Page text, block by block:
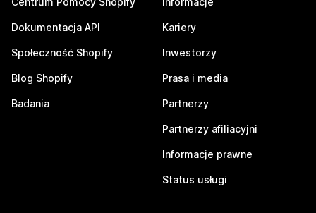
Dokumentacja API
Społeczność Shopify
Blog Shopify
Badania
Kariery
Inwestorzy
Prasa i media
Partnerzy
Partnerzy afiliacyjni
Informacje prawne
Status usługi